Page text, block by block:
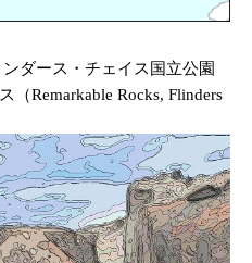
ダース・チェイス国立公園
（Remarkable Rocks, Flinders